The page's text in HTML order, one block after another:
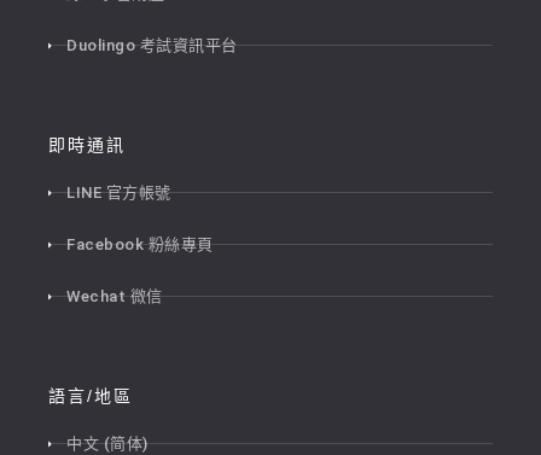
Duolingo 考試資訊平台
即時通訊
LINE 官方帳號
Facebook 粉絲專頁
Wechat 微信
語言/地區
中文 (简体)